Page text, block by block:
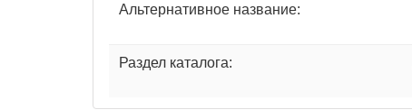
Альтернативное название:
Раздел каталога: